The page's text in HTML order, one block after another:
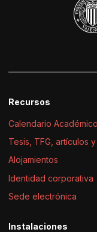
Recursos
Calendario Académico
Tesis, TFG, artículos y
Alojamientos
Identidad corporativa
Sede electrónica
Instalaciones